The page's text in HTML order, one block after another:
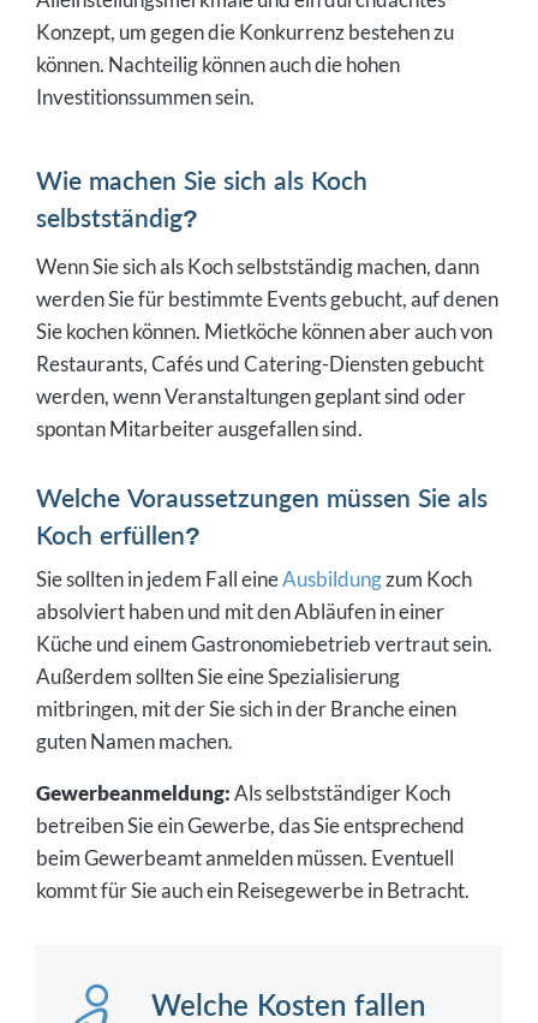
Konzept, um gegen die Konkurrenz bestehen zu
können. Nachteilig können auch die hohen
Investitionssummen sein.
Wie machen Sie sich als Koch
selbstständig?
Wenn Sie sich als Koch selbstständig machen, dann
werden Sie für bestimmte Events gebucht, auf denen
Sie kochen können. Mietköche können aber auch von
Restaurants, Cafés und Catering-Diensten gebucht
werden, wenn Veranstaltungen geplant sind oder
spontan Mitarbeiter ausgefallen sind.
Welche Voraussetzungen müssen Sie als
Koch erfüllen?
Sie sollten in jedem Fall eineAusbildungzum Koch
absolviert haben und mit den Abläufen in einer
Küche und einem Gastronomiebetrieb vertraut sein.
Außerdem sollten Sie eine Spezialisierung
mitbringen, mit der Sie sich in der Branche einen
guten Namen machen.
Gewerbeanmeldung:Als selbstständiger Koch
betreiben Sie ein Gewerbe, das Sie entsprechend
beim Gewerbeamt anmelden müssen. Eventuell
kommt für Sie auch ein Reisegewerbe in Betracht.
Welche Kosten fallen